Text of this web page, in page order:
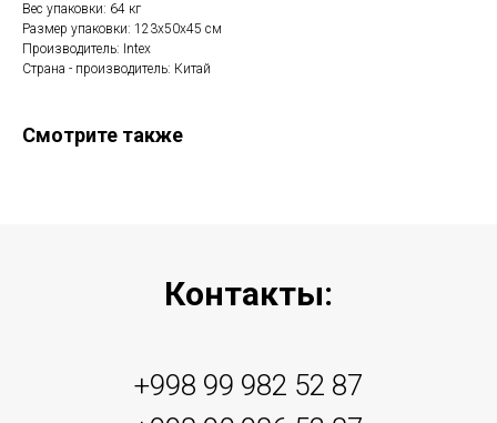
Вес упаковки: 64 кг
Размер упаковки: 123х50х45 см
Производитель: Intex
Страна - производитель: Китай
Смотрите также
Контакты:
+998 99 982 52 87